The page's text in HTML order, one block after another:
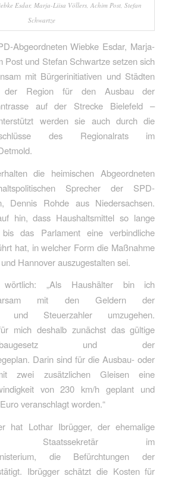
Esdar, Marja-Liisa Völlers, Achim Post, Stefan
Schwartze
Abgeordneten Wiebke Esdar, Marja-
Post und Stefan Schwartze setzen sich
mit Bürgerinitiativen und Städten
der Region für den Ausbau der
auf der Strecke Bielefeld –
werden sie auch durch die
des Regionalrats im
die heimischen Abgeordneten
Sprecher der SPD-
Dennis Rohde aus Niedersachsen.
hin, dass Haushaltsmittel so lange
das Parlament eine verbindliche
hat, in welcher Form die Maßnahme
Hannover auszugestalten sei.
wörtlich: „Als Haushälter bin ich
mit den Geldern der
und Steuerzahler umzugehen.
mich deshalb zunächst das gültige
und der
Darin sind für die Ausbau- oder
zwei zusätzlichen Gleisen eine
von 230 km/h geplant und
veranschlagt worden.“
hat Lothar Ibrügger, der ehemalige
Staatssekretär im
die Befürchtungen der
Ibrügger schätzt die Kosten für